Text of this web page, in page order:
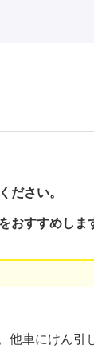
ださい。
おすすめしま
車にけん引